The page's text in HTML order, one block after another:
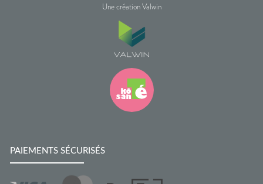
Une création Valwin
PAIEMENTS SÉCURISÉS